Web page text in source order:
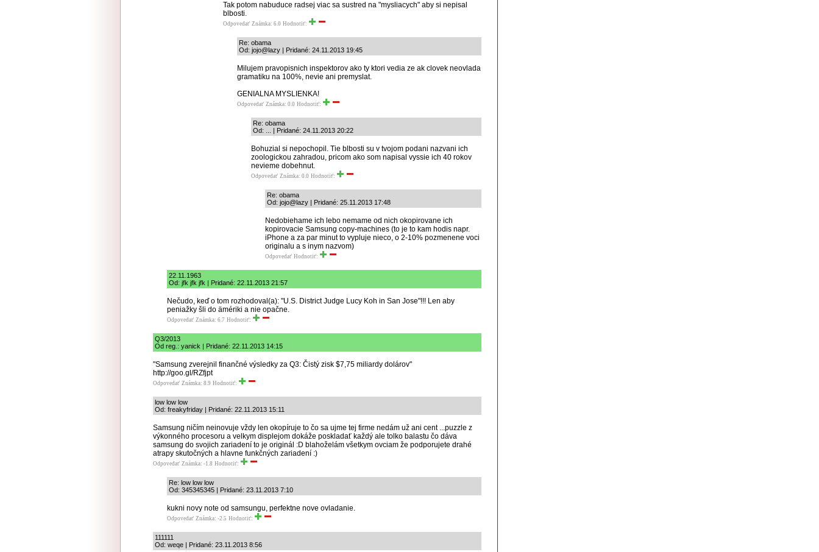
Tak potom nabuduce radsej viac sa sustred na "mysliacych" aby si nepisal
blbosti.
Odpovedať Známka: 6.0 Hodnotiť:
Re: obama
Od: jojo@lazy | Pridané: 24.11.2013 19:45
Milujem pravopisnich inspektorov ako ty ktori vedia ze ak clovek neovlada
gramatiku na 100%, nevie ani premyslat.
GENIALNA MYSLIENKA!
Odpovedať Známka: 0.0 Hodnotiť:
Re: obama
Od: ... | Pridané: 24.11.2013 20:22
Bohuzial si nepochopil. Tie blbosti su v tvojom podani nazvani ich
zoologickou zahradou, pricom ako som napisal vyssie ich 40 rokov
nevieme dobehnut.
Odpovedať Známka: 0.0 Hodnotiť:
Re: obama
Od: jojo@lazy | Pridané: 25.11.2013 17:48
Nedobiehame ich lebo nemame od nich okopirovane ich
kopirovacie Samsung copy-machines (to je to kam hodis napr.
iPhone a za par minut to vypluje nieco, o 2-10% pozmenene voci
originalu a s inym nazvom)
Odpovedať Hodnotiť:
22.11.1963
Od: jfk jfk jfk | Pridané: 22.11.2013 21:57
Nečudo, keď o tom rozhodoval(a): "U.S. District Judge Lucy Koh in San Jose"!!! Len aby
peniažky šli do ämériki a nie opačne.
Odpovedať Známka: 6.7 Hodnotiť:
Q3/2013
Od reg.: yanick | Pridané: 22.11.2013 14:15
"Samsung zverejnil finančné výsledky za Q3: Čistý zisk $7,75 miliardy dolárov"
http://goo.gl/RZfjpt
Odpovedať Známka: 8.9 Hodnotiť:
low low low
Od: freakyfriday | Pridané: 22.11.2013 15:11
Samsung ničím neinovuje vždy len okopíruje to čo sa ujme tej firme nedám už ani cent ...puzzle z
výkonného procesoru a velkym displejom dokáže poskladať každý ale tolko balastu čo dáva
samsung do svojich zariadení to je originál :D blahoželám všetkym ovciam že podporujete drahé
atrapy skutočných a hlavne funkčných zariadení :)
Odpovedať Známka: -1.8 Hodnotiť:
Re: low low low
Od: 345345345 | Pridané: 23.11.2013 7:10
kukni novy note od samsungu, perfektne nove ovladanie.
Odpovedať Známka: -2.5 Hodnotiť:
111111
Od: weqe | Pridané: 23.11.2013 8:56